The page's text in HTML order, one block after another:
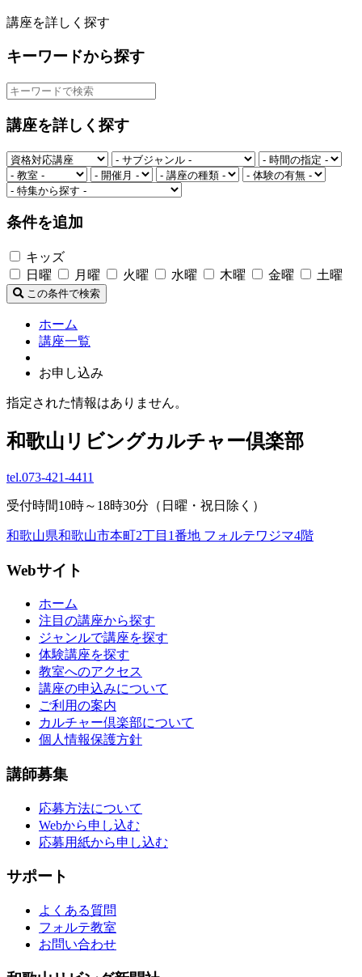
講座を詳しく探す
キーワードから探す
講座を詳しく探す
条件を追加
キッズ
日曜
月曜 火曜 水曜 木曜 金曜 土曜
この条件で検索
ホーム
講座一覧
お申し込み
指定された情報はありません。
和歌山リビングカルチャー倶楽部
tel.073-421-4411
受付時間10時～18時30分（日曜・祝日除く）
和歌山県和歌山市本町2丁目1番地 フォルテワジマ4階
Webサイト
ホーム
注目の講座から探す
ジャンルで講座を探す
体験講座を探す
教室へのアクセス
講座の申込みについて
ご利用の案内
カルチャー倶楽部について
個人情報保護方針
講師募集
応募方法について
Webから申し込む
応募用紙から申し込む
サポート
よくある質問
フォルテ教室
お問い合わせ